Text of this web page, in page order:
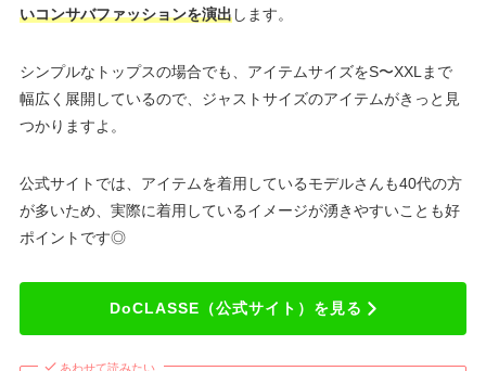
いコンサバファッションを演出します。
シンプルなトップスの場合でも、アイテムサイズをS〜XXLまで
幅広く展開しているので、ジャストサイズのアイテムがきっと見
つかりますよ。
公式サイトでは、アイテムを着用しているモデルさんも40代の方
が多いため、実際に着用しているイメージが湧きやすいことも好
ポイントです◎
DoCLASSE（公式サイト）を見る
あわせて読みたい